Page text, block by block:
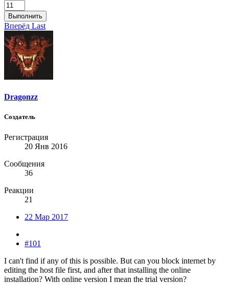
Выполнить
Вперёд Last
Dragonzz
Создатель
Регистрация
20 Янв 2016
Сообщения
36
Реакции
21
22 Мар 2017
#101
I can't find if any of this is possible. But can you block internet by
editing the host file first, and after that installing the online
installation? With online version I mean the trial version?